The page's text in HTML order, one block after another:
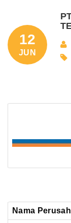
12
JUN
Nama